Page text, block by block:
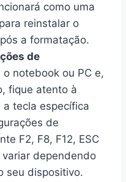
como uma
reinstalar o
a formatação.
de
o notebook ou PC e,
fique atento à
a tecla específica
de
F2, F8, F12, ESC
dependendo
seu dispositivo.